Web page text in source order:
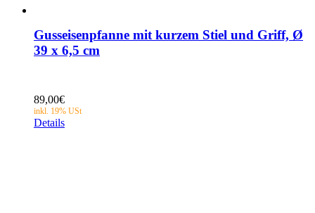
Gusseisenpfanne mit kurzem Stiel und Griff, Ø
39 x 6,5 cm
89,00€
Details